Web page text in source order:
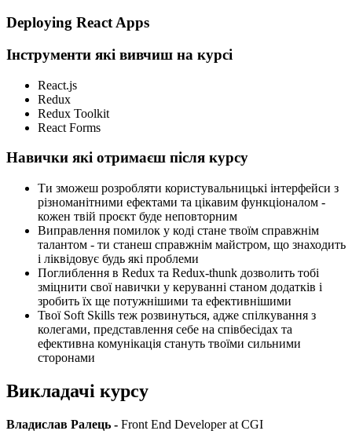
Deploying React Apps
Інструменти які вивчиш на курсі
React.js
Redux
Redux Toolkit
React Forms
Навички які отримаєш після курсу
Ти зможеш розробляти користувальницькі інтерфейси з
різноманітними ефектами та цікавим функціоналом -
кожен твій проєкт буде неповторним
Виправлення помилок у коді стане твоїм справжнім
талантом - ти станеш справжнім майстром, що знаходить
і ліквідовує будь які проблеми
Поглиблення в Redux та Redux-thunk дозволить тобі
зміцнити свої навички у керуванні станом додатків і
зробить їх ще потужнішими та ефективнішими
Твої Soft Skills теж розвинуться, адже спілкування з
колегами, представлення себе на співбесідах та
ефективна комунікація стануть твоїми сильними
сторонами
Викладачі курсу
Владислав Ралець - Front End Developer at CGI